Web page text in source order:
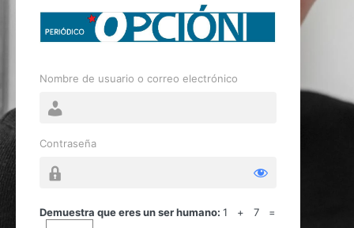
Acceder
Nombre de usuario o correo electrónico
Contraseña
Demuestra que eres un ser humano: 1 + 7 =